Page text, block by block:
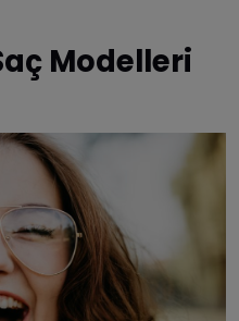
Modelleri